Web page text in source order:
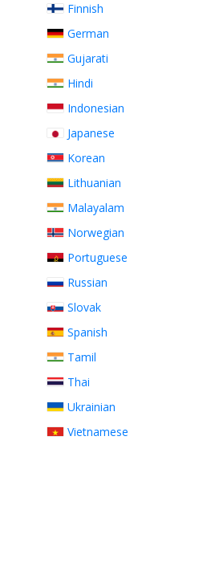
Finnish
German
Gujarati
Hindi
Indonesian
Japanese
Korean
Lithuanian
Malayalam
Norwegian
Portuguese
Russian
Slovak
Spanish
Tamil
Thai
Ukrainian
Vietnamese